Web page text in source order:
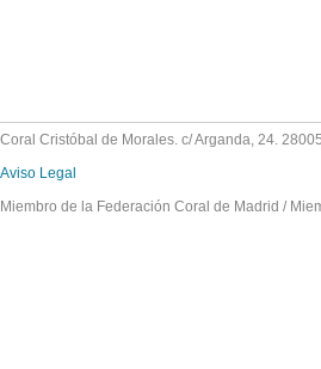
Coral Cristóbal de Morales. c/ Arganda, 24.
Aviso Legal
Miembro de la Federación Coral de Madrid /